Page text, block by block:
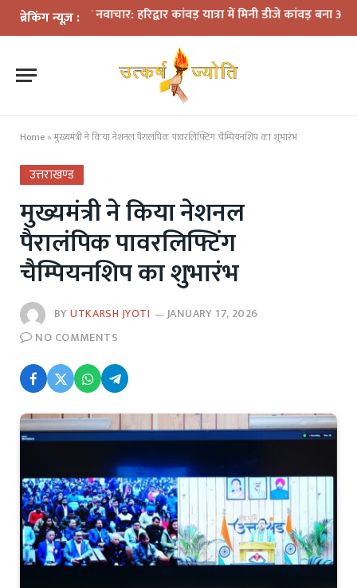
ब्रेकिंग न्यूज़ :
बीच नवाचार: हरिद्वार कांवड़ यात्रा में मिनी डीजे कांवड़ बना आकर्षण
Home »मुख्यमंत्री ने किया नेशनल पैरालंपिक पावरलिफ्टिंग चैम्पियनशिप का शुभारंभ
उत्तराखण्ड
मुख्यमंत्री ने किया नेशनल
पैरालंपिक पावरलिफ्टिंग
चैम्पियनशिप का शुभारंभ
BYUTKARSH JYOTI
JANUARY 17, 2026
NO COMMENTS